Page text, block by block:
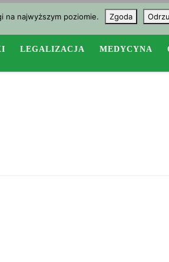
LEGALIZACJA MEDYCYNA
na najwyższym poziomie. Zgoda